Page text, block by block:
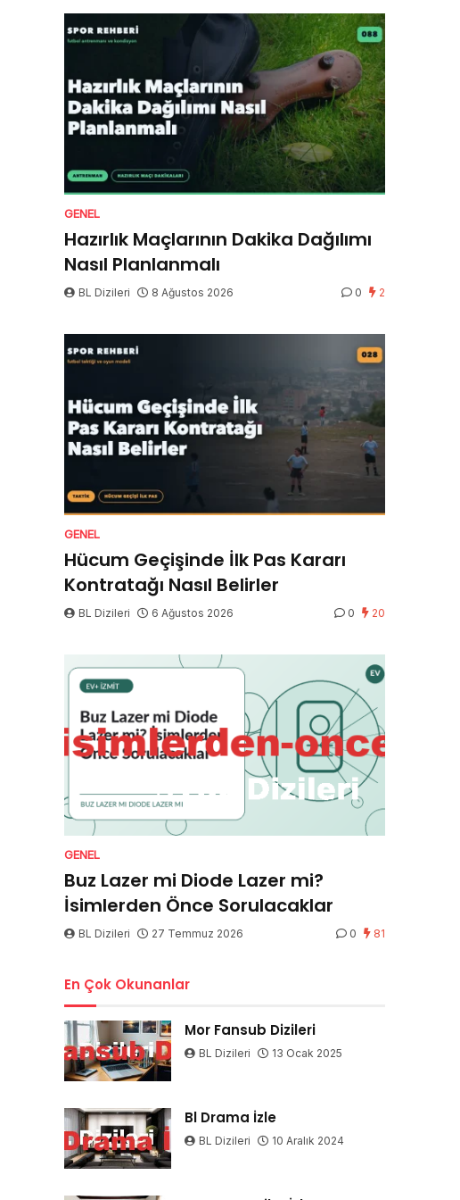
GENEL
Hazırlık Maçlarının Dakika Dağılımı
Nasıl Planlanmalı
BL Dizileri 8 Ağustos 2026 0 2
GENEL
Hücum Geçişinde İlk Pas Kararı
Kontratağı Nasıl Belirler
BL Dizileri 6 Ağustos 2026 0 20
GENEL
Buz Lazer mi Diode Lazer mi?
İsimlerden Önce Sorulacaklar
BL Dizileri 27 Temmuz 2026 0 81
En Çok Okunanlar
Mor Fansub Dizileri
BL Dizileri 13 Ocak 2025
Bl Drama İzle
BL Dizileri 10 Aralık 2024